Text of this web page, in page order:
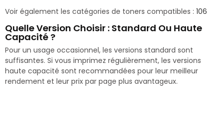
Voir également les catégories de toners compatibles : 106
Quelle Version Choisir : Standard Ou Haute
Capacité ?
Pour un usage occasionnel, les versions standard sont
suffisantes. Si vous imprimez régulièrement, les versions
haute capacité sont recommandées pour leur meilleur
rendement et leur prix par page plus avantageux.